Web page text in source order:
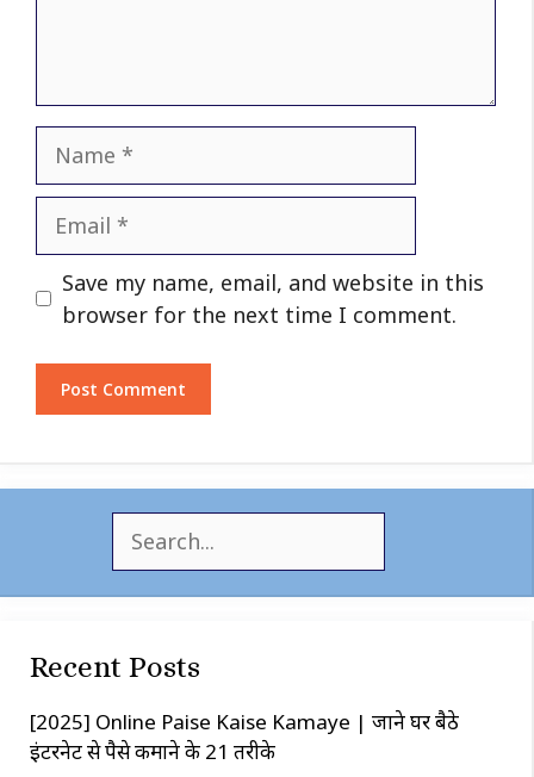
Name
Email
Website
Save my name, email, and website in this
browser for the next time I comment.
h
Recent Posts
[2025] Online Paise Kaise Kamaye | जाने घर बैठे
इंटरनेट से पैसे कमाने के 21 तरीके